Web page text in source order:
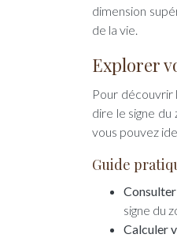
dimension
de la vie.
Explorer
Pour découvrir
dire le signe
vous pouvez
Guide
signe du
Calculer